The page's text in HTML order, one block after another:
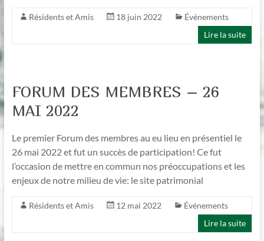
Résidents et Amis 18 juin 2022
Événements
Lire la suite
FORUM DES MEMBRES – 26
MAI 2022
Le premier Forum des membres au eu lieu en présentiel le
26 mai 2022 et fut un succès de participation! Ce fut
l’occasion de mettre en commun nos préoccupations et les
enjeux de notre milieu de vie: le site patrimonial
Résidents et Amis 12 mai 2022
Événements
Lire la suite